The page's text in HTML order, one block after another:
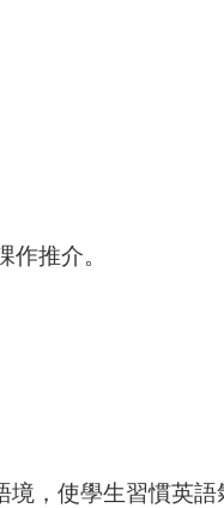
作推介。
，使學生習慣英語